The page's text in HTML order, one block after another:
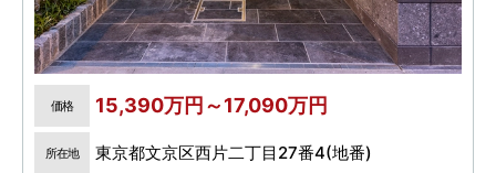
価格 15,390万円～17,090万円
所在地 東京都文京区西片二丁目27番4(地番)